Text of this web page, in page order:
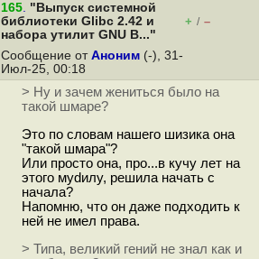
165. "Выпуск системной
библиотеки Glibc 2.42 и
набора утилит GNU B..."
+ / –
Сообщение от Аноним (-), 31-
Июл-25, 00:18
> Ну и зачем жениться было на
такой шмаре?
Это по словам нашего шизика она
"такой шмара"?
Или просто она, про...в кучу лет на
этого мydилу, решила начать с
начала?
Напомню, что он даже подходить к
ней не имел права.
> Типа, великий гений не знал как и